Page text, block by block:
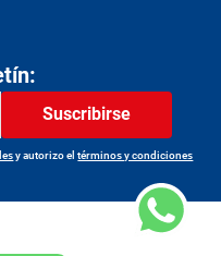
Suscribirse
y autorizo eltérminos y condiciones